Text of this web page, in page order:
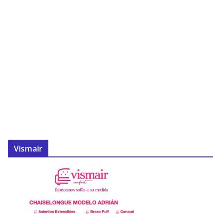
Vismair